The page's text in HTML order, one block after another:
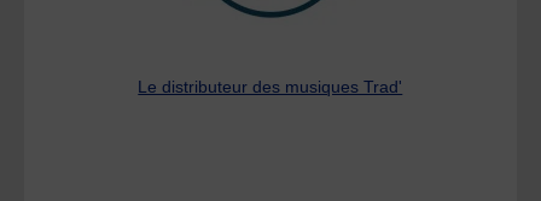
Le distributeur des musiques Trad'